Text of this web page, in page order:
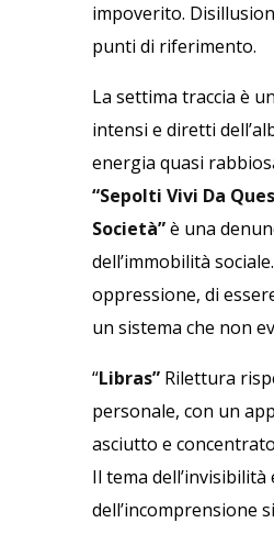
impoverito.
punti di riferimento.
La settima traccia è
intensi e diretti
energia quasi
“Sepolti Vivi Da
Società”è una
dell’immobilità
oppressione, di
un sistema che non
“Libras” Rilettura
personale, con un
asciutto e
Il tema dell’invisibilità
dell’incomprensione